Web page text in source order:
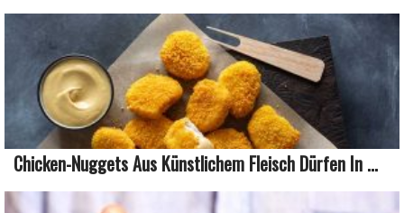
Chicken-Nuggets Aus Künstlichem Fleisch Dürfen In ...